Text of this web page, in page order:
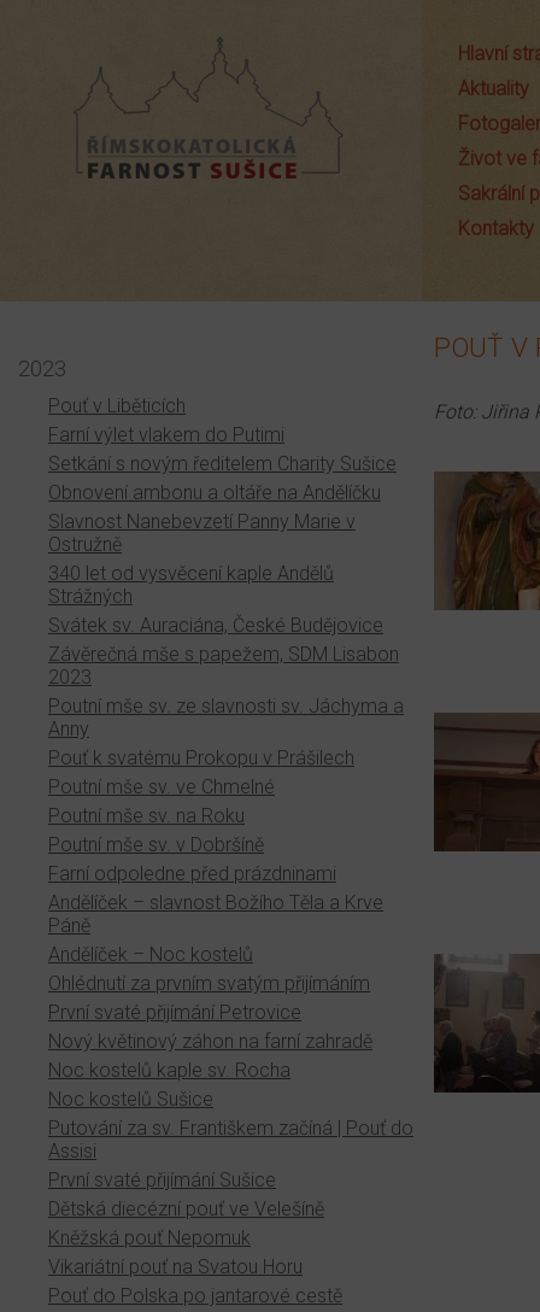
Hlavní
Aktuality
Život ve
Sakrální
Kontakty
POUŤ V
Foto: Jiřina
2023
Pouť v Liběticích
Farní výlet vlakem do Putimi
Setkání s novým ředitelem Charity Sušice
Obnovení ambonu a oltáře na Andělíčku
Slavnost Nanebevzetí Panny Marie v
Ostružně
340 let od vysvěcení kaple Andělů
Strážných
Svátek sv. Auraciána, České Budějovice
Závěrečná mše s papežem, SDM Lisabon
2023
Poutní mše sv. ze slavnosti sv. Jáchyma a
Anny
Pouť k svatému Prokopu v Prášilech
Poutní mše sv. ve Chmelné
Poutní mše sv. na Roku
Poutní mše sv. v Dobršíně
Farní odpoledne před prázdninami
Andělíček – slavnost Božího Těla a Krve
Páně
Andělíček – Noc kostelů
Ohlédnutí za prvním svatým přijímáním
První svaté přijímání Petrovice
Nový květinový záhon na farní zahradě
Noc kostelů kaple sv. Rocha
Noc kostelů Sušice
Putování za sv. Františkem začíná | Pouť do
Assisi
První svaté přijímání Sušice
Dětská diecézní pouť ve Velešíně
Kněžská pouť Nepomuk
Vikariátní pouť na Svatou Horu
Pouť do Polska po jantarové cestě